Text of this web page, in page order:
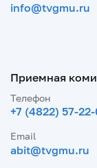
info@tvgmu.ru
Приемная
Телефон
+7 (4822) 57-
Email
abit@tvgmu.ru